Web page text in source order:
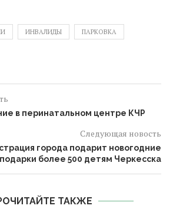
ИНВАЛИДЫ ПАРКОВКА
в перинатальном центре КЧР
Следующая новость
города подарит новогодние
подарки более 500 детям Черкесска
ТАКЖЕ